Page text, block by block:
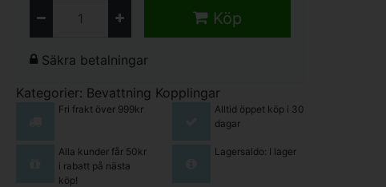
Köp
Säkra betalningar
Kategorier: Bevattning Kopplingar
Fri frakt över 999kr
Alltid öppet köp i 30
dagar
Alla kunder får 50kr
i rabatt på nästa
köp!
Lagersaldo: I lager